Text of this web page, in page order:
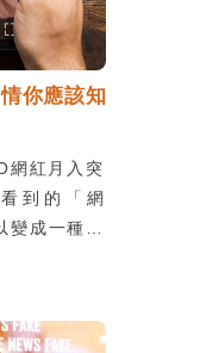
你應該知
網紅月入突
到的「網
變成一種職